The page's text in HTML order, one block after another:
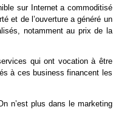
sur Internet a commoditisé
et de l’ouverture a généré un
notamment au prix de la
qui ont vocation à être
à ces business financent les
n’est plus dans le marketing